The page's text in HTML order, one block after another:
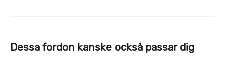
Dessa fordon kanske också passar dig